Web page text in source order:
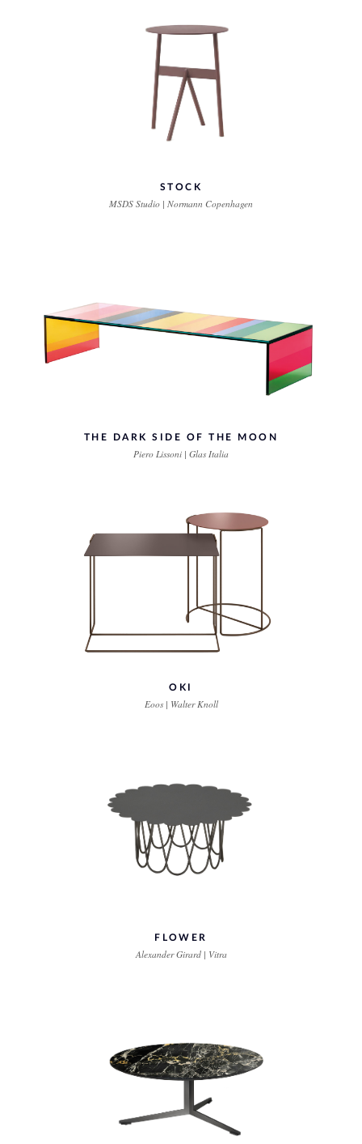
STOCK
MSDS Studio | Normann Copenhagen
THE DARK SIDE OF THE MOON
Piero Lissoni | Glas Italia
OKI
Eoos | Walter Knoll
FLOWER
Alexander Girard | Vitra